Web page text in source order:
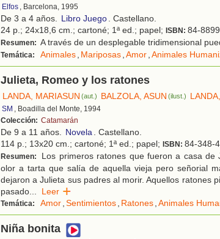
Elfos , Barcelona, 1995
De 3 a 4 años. Libro Juego. Castellano.
24 p.; 24x18,6 cm.; cartoné; 1ª ed.; papel; ISBN: 84-
Resumen: A través de un desplegable tridimensional
Temática: Animales, Mariposas,Amor,Animales
Julieta, Romeo y los ratones
LANDA, MARIASUN (aut.) BALZOLA, ASUN (ilust.)
SM , Boadilla del Monte, 1994
Colección: Catamarán
De 9 a 11 años. Novela. Castellano.
114 p.; 13x20 cm.; cartoné; 1ª ed.; papel; ISBN: 84-348-
Resumen:
Los primeros ratones que fueron a casa
olor a tarta que salía de aquella vieja pero señorial
dejaron a Julieta sus padres al morir. Aquellos ratones
pasado... Leer
Temática: Amor,Sentimientos, Ratones,Animales
Niña bonita